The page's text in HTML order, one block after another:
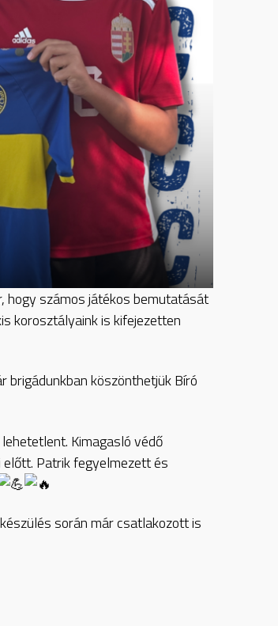
hogy számos játékos bemutatását
korosztályaink is kifejezetten
köszönthetjük Bíró
Kimagasló védő
Patrik fegyelmezett és
során már csatlakozott is